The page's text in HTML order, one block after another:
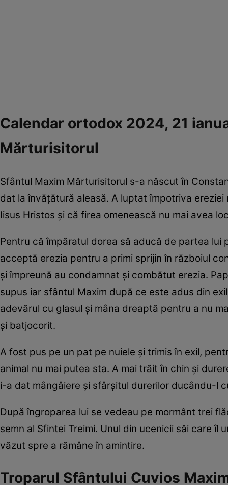
Calendar ortodox 2024, 21
Mărturisitorul
Sfântul Maxim Mărturisitorul s-a născut în
dat la învățătură aleasă. A luptat împotriva
Iisus Hristos și că firea omenească nu mai avea
Pentru că împăratul dorea să aducă de partea lui
acceptă erezia pentru a primi sprijin în războiul
și împreună au condamnat și combătut erezia.
supus iar sfântul Maxim după ce este adus din
adevărul cu glasul și mâna dreaptă pentru a nu
și batjocorit.
A fost pus pe un pat pe nuiele și trimis în exil,
animal nu mai putea sta. A mai trăit în chin și
i-a dat mângâiere și sfârșitul durerilor ducându-l
După îngroparea lui se vedeau pe mormânt trei
semn al Sfintei Treimi. Unul din ucenicii săi care
văzut spre a rămâne în amintire.
Troparul Sfântului Cuvios